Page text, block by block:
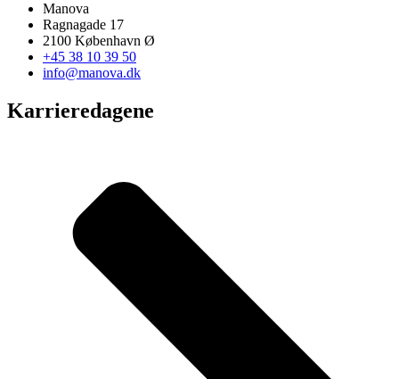
Manova
Ragnagade 17
2100 København Ø
+45 38 10 39 50
info@manova.dk
Karrieredagene